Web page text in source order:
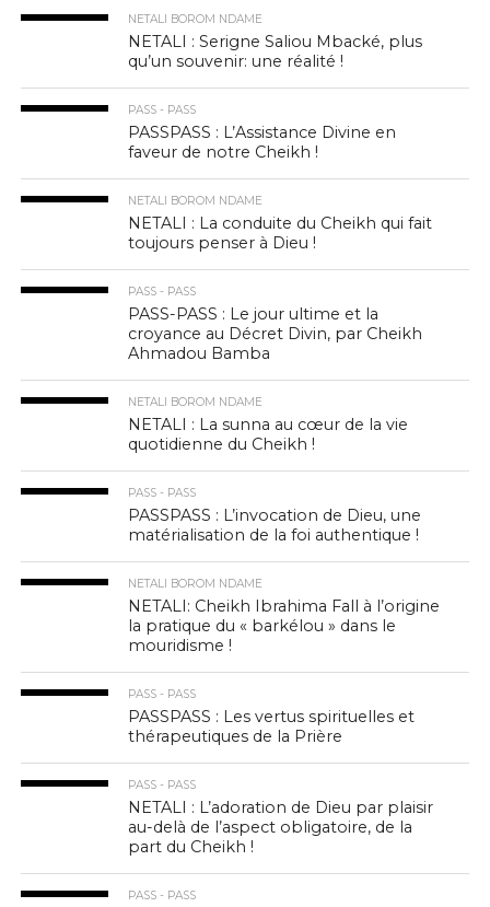
NETALI BOROM NDAME
NETALI : Serigne Saliou Mbacké, plus
qu’un souvenir: une réalité !
PASS - PASS
PASSPASS : L’Assistance Divine en
faveur de notre Cheikh !
NETALI BOROM NDAME
NETALI : La conduite du Cheikh qui fait
toujours penser à Dieu !
PASS - PASS
PASS-PASS : Le jour ultime et la
croyance au Décret Divin, par Cheikh
Ahmadou Bamba
NETALI BOROM NDAME
NETALI : La sunna au cœur de la vie
quotidienne du Cheikh !
PASS - PASS
PASSPASS : L’invocation de Dieu, une
matérialisation de la foi authentique !
NETALI BOROM NDAME
NETALI: Cheikh Ibrahima Fall à l’origine
la pratique du « barkélou » dans le
mouridisme !
PASS - PASS
PASSPASS : Les vertus spirituelles et
thérapeutiques de la Prière
PASS - PASS
NETALI : L’adoration de Dieu par plaisir
au-delà de l’aspect obligatoire, de la
part du Cheikh !
PASS - PASS